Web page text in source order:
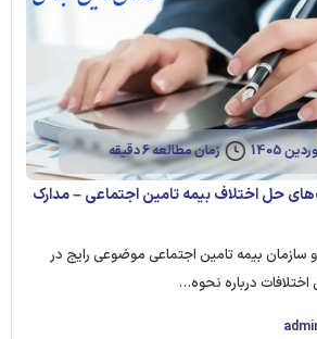
زمان مطالعه 6 دقیقه
حل اختلاف بیمه تامین اجتماعی – مدارک
و سازمان بیمه تامین اجتماعی موضوعی رایج در
درباره نحوه…